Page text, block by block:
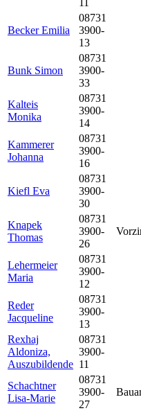
Becker Emilia
08731
3900-
13
Bunk Simon
08731
3900-
33
Kalteis
Monika
08731
3900-
14
Kammerer
Johanna
08731
3900-
16
Kiefl Eva
08731
3900-
30
Knapek
Thomas
08731
3900-
26
Lehermeier
Maria
08731
3900-
12
Reder
Jacqueline
08731
3900-
13
Rexhaj
Aldoniza,
Auszubildende
08731
3900-
11
Schachtner
Lisa-Marie
08731
3900-
27